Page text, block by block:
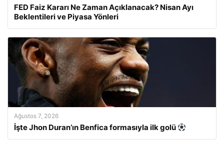
FED Faiz Kararı Ne Zaman Açıklanacak? Nisan Ayı
Beklentileri ve Piyasa Yönleri
Ağustos 7, 2026
İşte Jhon Duran’ın Benfica formasıyla ilk golü